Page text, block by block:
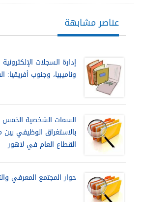
عناصر مشابهة
إدارة السجلات
وناميبيا، وجنوب أفريقيا:
السمات الشخصية الخمس
بالاستغراق الوظيفي
القطاع العام في لاهور
حوار المجتمع المعرفي